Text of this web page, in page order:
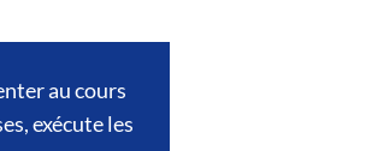
au cours
exécute les